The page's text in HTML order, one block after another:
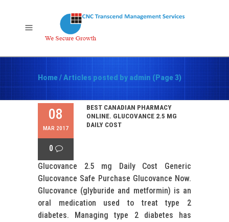
Home/Articles posted by admin (Page 3)
08
MAR 2017
0
BEST CANADIAN PHARMACY
ONLINE. GLUCOVANCE 2.5 MG
DAILY COST
Glucovance 2.5 mg Daily Cost Generic
Glucovance Safe Purchase Glucovance Now.
Glucovance (glyburide and metformin) is an
oral medication used to treat type 2
diabetes. Managing type 2 diabetes has